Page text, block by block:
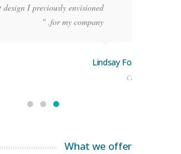
design I previously envisioned
for my company. "
Lindsay Ford
CEO
What we offer